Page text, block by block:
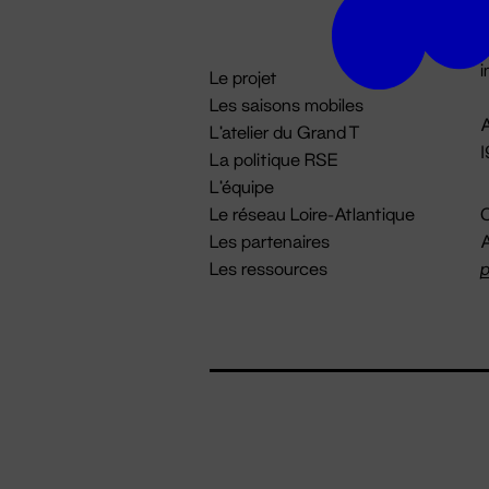
Le projet
Les saisons mobiles
L'atelier du Grand T
La politique RSE
L'équipe
Le réseau Loire-Atlantique
Les partenaires
Les ressources